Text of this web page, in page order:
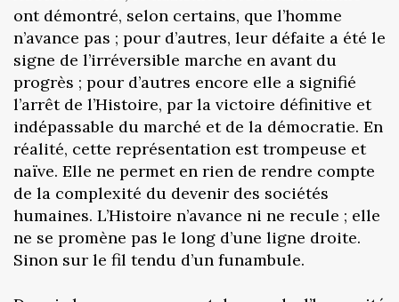
ont démontré, selon certains, que l’homme
n’avance pas ; pour d’autres, leur défaite a été le
signe de l’irréversible marche en avant du
progrès ; pour d’autres encore elle a signifié
l’arrêt de l’Histoire, par la victoire définitive et
indépassable du marché et de la démocratie. En
réalité, cette représentation est trompeuse et
naïve. Elle ne permet en rien de rendre compte
de la complexité du devenir des sociétés
humaines. L’Histoire n’avance ni ne recule ; elle
ne se promène pas le long d’une ligne droite.
Sinon sur le fil tendu d’un funambule.